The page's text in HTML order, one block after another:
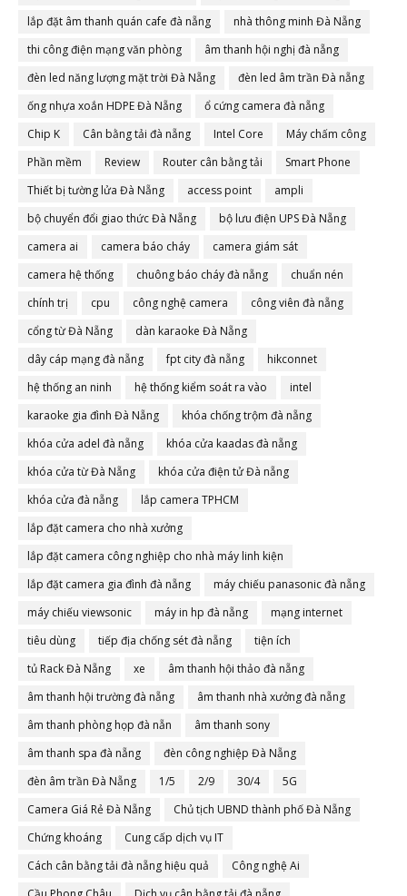
lắp đặt âm thanh quán cafe đà nẵng
nhà thông minh Đà Nẵng
thi công điện mạng văn phòng
âm thanh hội nghị đà nẵng
đèn led năng lượng mặt trời Đà Nẵng
đèn led âm trần Đà nẵng
ống nhựa xoắn HDPE Đà Nẵng
ổ cứng camera đà nẵng
Chip K
Cân bằng tải đà nẵng Intel Core
Máy chấm công
Phần mềm
Review Router cân bằng tải
Smart Phone
Thiết bị tường lửa Đà Nẵng
access point
ampli
bộ chuyển đổi giao thức Đà Nẵng
bộ lưu điện UPS Đà Nẵng
camera ai
camera báo cháy
camera giám sát
camera hệ thống
chuông báo cháy đà nẵng
chuẩn nén
chính trị
cpu công nghệ camera
công viên đà nẵng
cổng từ Đà Nẵng
dàn karaoke Đà Nẵng
dây cáp mạng đà nẵng
fpt city đà nẵng
hikconnet
hệ thống an ninh
hệ thống kiểm soát ra vào
intel
karaoke gia đình Đà Nẵng
khóa chống trộm đà nẵng
khóa cửa adel đà nẵng
khóa cửa kaadas đà nẵng
khóa cửa từ Đà Nẵng
khóa cửa điện tử Đà nẵng
khóa cửa đà nẵng
lắp camera TPHCM
lắp đặt camera cho nhà xưởng
lắp đặt camera công nghiệp cho nhà máy linh kiện
lắp đặt camera gia đình đà nẵng
máy chiếu panasonic đà nẵng
máy chiếu viewsonic
máy in hp đà nẵng
mạng internet
tiêu dùng
tiếp địa chống sét đà nẵng
tiện ích
tủ Rack Đà Nẵng
xe
âm thanh hội thảo đà nẵng
âm thanh hội trường đà nẵng
âm thanh nhà xưởng đà nẵng
âm thanh phòng họp đà nẵn
âm thanh sony
âm thanh spa đà nẵng
đèn công nghiệp Đà Nẵng
đèn âm trần Đà Nẵng
1/5 2/9 30/4
5G
Camera Giá Rẻ Đà Nẵng
Chủ tịch UBND thành phố Đà Nẵng
Chứng khoáng
Cung cấp dịch vụ IT
Cách cân bằng tải đà nẵng hiệu quả
Công nghệ Ai